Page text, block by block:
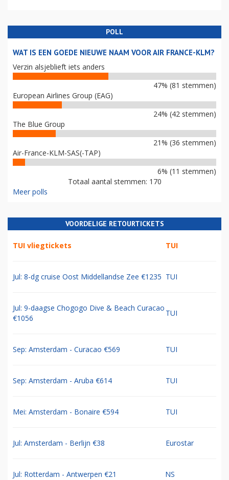
POLL
WAT IS EEN GOEDE NIEUWE NAAM VOOR AIR FRANCE-KLM?
Verzin alsjeblieft iets anders
47% (81 stemmen)
European Airlines Group (EAG)
24% (42 stemmen)
The Blue Group
21% (36 stemmen)
Air-France-KLM-SAS(-TAP)
6% (11 stemmen)
Totaal aantal stemmen: 170
Meer polls
VOORDELIGE RETOURTICKETS
TUI vliegtickets TUI
Jul: 8-dg cruise Oost Middellandse Zee €1235 TUI
Jul: 9-daagse Chogogo Dive & Beach Curacao
€1056
TUI
Sep: Amsterdam - Curacao €569 TUI
Sep: Amsterdam - Aruba €614 TUI
Mei: Amsterdam - Bonaire €594 TUI
Jul: Amsterdam - Berlijn €38 Eurostar
Jul: Rotterdam - Antwerpen €21 NS